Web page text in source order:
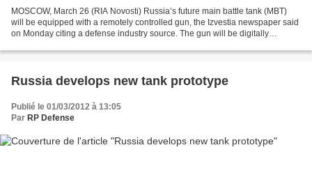
MOSCOW, March 26 (RIA Novosti) Russia’s future main battle tank (MBT)
will be equipped with a remotely controlled gun, the Izvestia newspaper said
on Monday citing a defense industry source. The gun will be digitally
Russia develops new tank prototype
Publié le 01/03/2012 à 13:05
Par RP Defense